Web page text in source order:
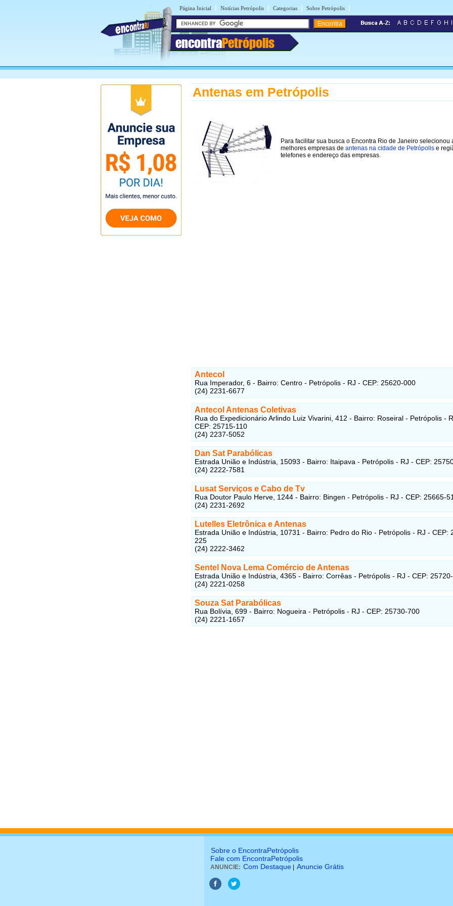
Página Inicial | Notícias Petrópolis | Categorias | Sobre Petrópolis |
encontraPetrópolis
Antenas em Petrópolis
Para facilitar sua busca o Encontra Rio de Janeiro selecionou
melhores empresas de antenas na cidade de Petrópolis e
telefones e endereço das empresas.
Antecol
Rua Imperador, 6 - Bairro: Centro - Petrópolis - RJ - CEP: 25620-000
(24) 2231-6677
Antecol Antenas Coletivas
Rua do Expedicionário Arlindo Luiz Vivarini, 412 - Bairro: Roseiral - Petrópolis -
CEP: 25715-110
(24) 2237-5052
Dan Sat Parabólicas
Estrada União e Indústria, 15093 - Bairro: Itaipava - Petrópolis - RJ - CEP:
(24) 2222-7581
Lusat Serviços e Cabo de Tv
Rua Doutor Paulo Herve, 1244 - Bairro: Bingen - Petrópolis - RJ - CEP: 25665-
(24) 2231-2692
Lutelles Eletrônica e Antenas
Estrada União e Indústria, 10731 - Bairro: Pedro do Rio - Petrópolis - RJ - CEP:
225
(24) 2222-3462
Sentel Nova Lema Comércio de Antenas
Estrada União e Indústria, 4365 - Bairro: Corrêas - Petrópolis - RJ - CEP:
(24) 2221-0258
Souza Sat Parabólicas
Rua Bolívia, 699 - Bairro: Nogueira - Petrópolis - RJ - CEP: 25730-700
(24) 2221-1657
Sobre o EncontraPetrópolis
Fale com EncontraPetrópolis
ANUNCIE: Com Destaque Anuncie Grátis